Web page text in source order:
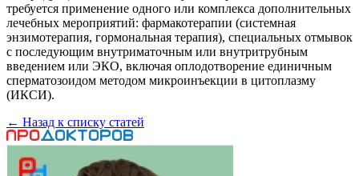
требуется применение одного или комплекса дополнительных
лечебных мероприятий: фармакотерапии (системная
энзимотерапия, гормональная терапия), специальных отмывок
с последующим внутриматочным или внутритрубным
введением или ЭКО, включая оплодотворение единичным
сперматозоидом методом микроинъекции в цитоплазму
(ИКСИ).
← Назад к списку статей